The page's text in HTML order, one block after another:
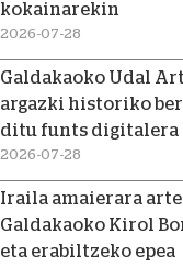
kokainarekin
2026-07-28
Galdakaoko Udal
argazki historiko
ditu funts digitalera
2026-07-28
Iraila amaierara
Galdakaoko Kirol
eta erabiltzeko epea